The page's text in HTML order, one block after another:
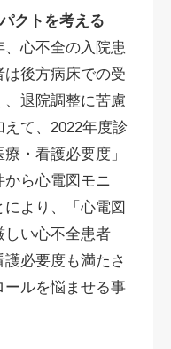
クトを考える
心不全の入院患
後方病床での受
退院調整に苦慮
て、2022年度診
・看護必要度」
から心電図モニ
より、「心電図
しい心不全患者
必要度も満たさ
ールを悩ませる事